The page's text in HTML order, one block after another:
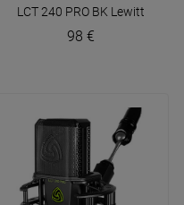
LCT 240 PRO BK Lewitt
98 €